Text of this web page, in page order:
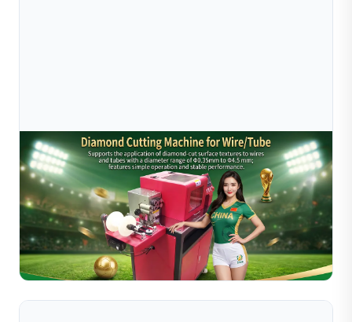
Jul 16, 2026
Cách Chủ Một Xưởng Trang Sức Nhỏ Cuối Cùng
Cũng Được Xem World Cup Nhờ Máy Cắt K
Khám phá cách một chủ xưởng trang sức ở Quảng Đông
đã tự động hóa quy trình sản xuất bằng máy cắt kim
cương của Sible dành cho dây/ống (0,35mm–4,5mm),
giúp sản ...
Đọc toàn bộ bài viết